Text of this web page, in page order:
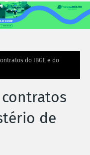
do IBGE e do
de